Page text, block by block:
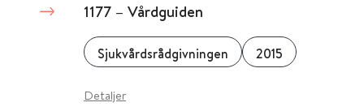
1177 – Vårdguiden
Sjukvårdsrådgivningen 2015
Detaljer